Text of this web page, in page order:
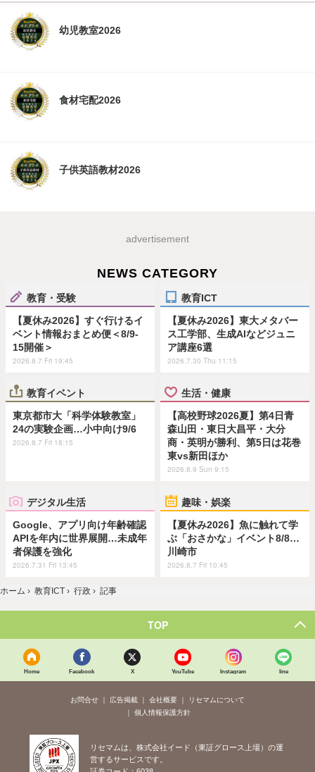
幼児教室2026
食材宅配2026
子供英語教材2026
advertisement
NEWS CATEGORY
教育・受験
【夏休み2026】すぐ行けるイ
ベント情報おまとめ便＜8/9-
15開催＞
2026.8.7 Fri 19:45
教育ICT
【夏休み2026】東大メタバー
ス工学部、生成AIなどジュニ
ア講座6選
2026.7.30 Thu 11:15
教育イベント
東京都市大「科学体験教室」
24の実験企画…小中向け9/6
2026.8.7 Fri 18:15
生活・健康
【高校野球2026夏】第4日青
森山田・東日大昌平・大分
商・英明が勝利、第5日は花巻
東vs新田ほか
2026.8.9 Sun 9:15
デジタル生活
Google、アプリ向け年齢確認
APIを年内に世界展開…未成年
者保護を強化
2026.7.31 Fri 13:45
趣味・娯楽
【夏休み2026】魚に触れて学
ぶ「おさかな」イベント8/8…
川崎市
2026.8.7 Fri 10:45
ホーム › 教育ICT › 行政 › 記事
TOP
Home Facebook X YouTube Instagram line
お問合せ 広告掲載 会社概要
リセマムについて
個人情報保護方針
リセマムは、株式会社イード（東証グロース上場）の運
営するサービスです。